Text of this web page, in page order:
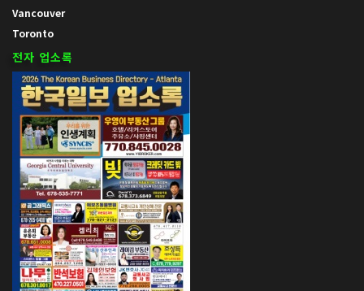
Vancouver
Toronto
전자 업소록